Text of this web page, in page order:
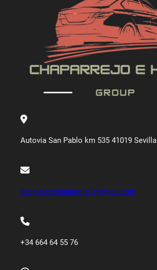
Autovia San Pablo km 535 41019 Sevilla
desguacechaparrejo1@gmail.com
+34 664 64 55 76